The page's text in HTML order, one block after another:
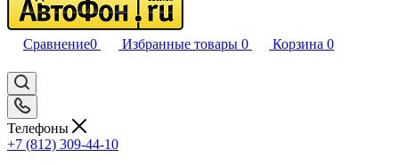
Сравнение0 Избранные товары 0 Корзина 0
Телефоны
+7 (812) 309-44-10